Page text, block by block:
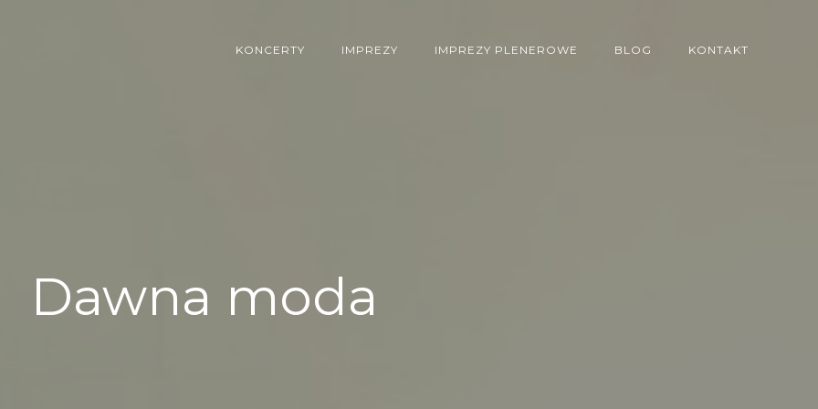
KONCERTY IMPREZY IMPREZY PLENEROWE BLOG KONTAKT
Dawna moda